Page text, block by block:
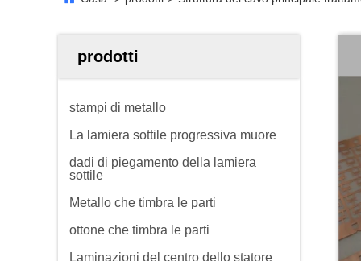
prodotti
stampi di metallo
La lamiera sottile progressiva muore
dadi di piegamento della lamiera
sottile
Metallo che timbra le parti
ottone che timbra le parti
Laminazioni del centro dello statore